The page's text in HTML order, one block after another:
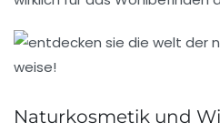
Naturkosmetik und